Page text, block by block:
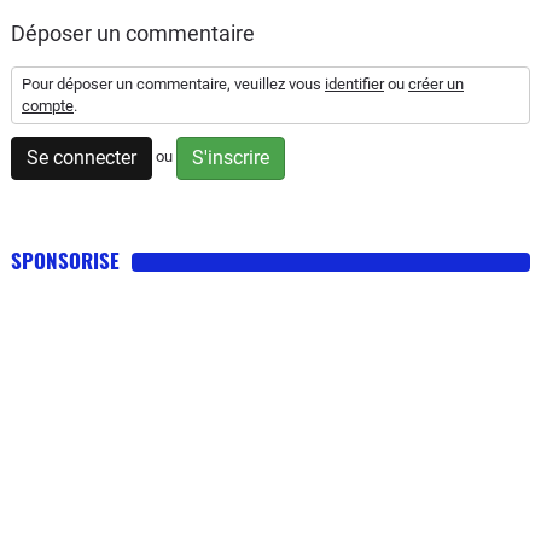
Déposer un commentaire
Pour déposer un commentaire, veuillez vous identifierou créer un
compte.
Se connecter ou S'inscrire
SPONSORISE